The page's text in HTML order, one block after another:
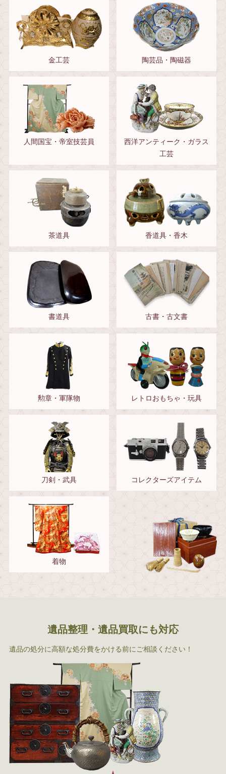
金工芸 陶芸品・陶磁器
人間国宝・帝室技芸員
西洋アンティーク・ガラス
工芸
茶道具 香道具・香木
書道具 古書・古文書
勲章・軍隊物 レトロおもちゃ・玩具
刀剣・武具 コレクターズアイテム
着物
遺品整理・遺品買取にも対応
遺品の処分に高額な処分費をかける前にご相談ください！